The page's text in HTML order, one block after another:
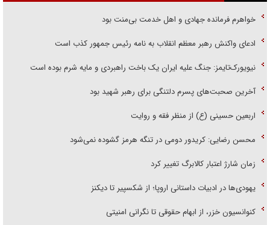
خواهرم فرمانده جهادی و اهل خدمت بی‌منت بود
ادعای واکنش رهبر معظم انقلاب به نامه رئیس جمهور کذب است
نیویورک‌تایمز: جنگ علیه ایران یک باخت راهبردی و مایه شرم بوده است
آخرین صحبت‌های پسرم دلتنگی برای رهبر شهید بود
اربعین حسینی (ع) از منظر فقه و روایت
محسن رضایی: کریدور دومی در تنگه هرمز گشوده نمی‌شود
زمان شارژ اعتبار کالابرگ تغییر کرد
یهودی‌ها در ادبیات داستانی اروپا؛ از شکسپیر تا دیکنز
کنوانسیون خزر، از ابهام حقوقی تا نگرانی امنیتی